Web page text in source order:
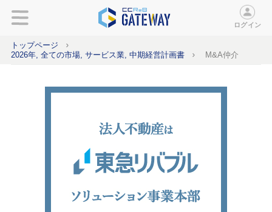
ログイン
トップページ
2026年, 全ての市場, サービス業, 中期経営計画書
M&A仲介